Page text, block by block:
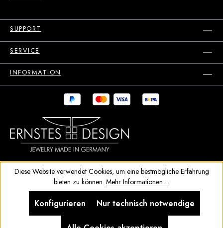
SUPPORT
SERVICE
INFORMATION
Diese Website verwendet Cookies, um eine bestmögliche Erfahrung
bieten zu können. Mehr Informationen ...
Nur technisch notwendige
Konfigurieren